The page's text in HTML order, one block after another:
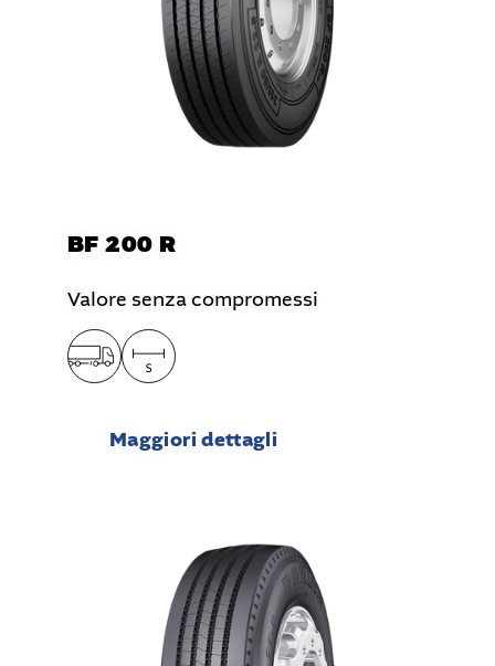
BF 200 R
Valore senza compromessi
Maggiori dettagli